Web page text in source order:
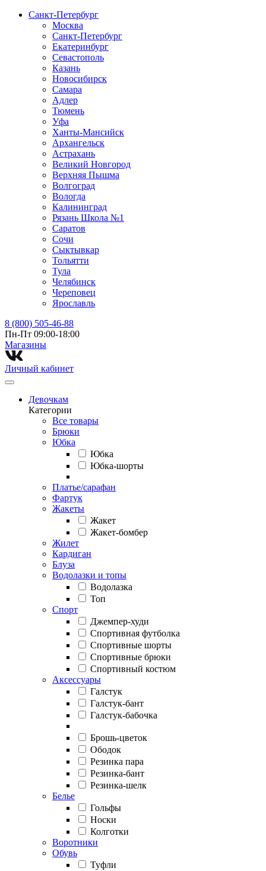
Санкт-Петербург
Москва
Санкт-Петербург
Екатеринбург
Севастополь
Казань
Новосибирск
Самара
Адлер
Тюмень
Уфа
Ханты-Мансийск
Архангельск
Астрахань
Великий Новгород
Верхняя Пышма
Волгоград
Вологда
Калининград
Рязань Школа №1
Саратов
Сочи
Сыктывкар
Тольятти
Тула
Челябинск
Череповец
Ярославль
8 (800) 505-46-88
Пн-Пт 09:00-18:00
Магазины⁠
Личный кабинет
Девочкам
Категории
Все товары
Брюки
Юбка
Юбка
Юбка-шорты
Платье/сарафан
Фартук
Жакеты
Жакет
Жакет-бомбер
Жилет
Кардиган
Блуза
Водолазки и топы
Водолазка
Топ
Спорт
Джемпер-худи
Спортивная футболка
Спортивные шорты
Спортивные брюки
Спортивный костюм
Аксессуары
Галстук
Галстук-бант
Галстук-бабочка
Брошь-цветок
Ободок
Резинка пара
Резинка-бант
Резинка-шелк
Белье
Гольфы
Носки
Колготки
Воротники
Обувь
Туфли